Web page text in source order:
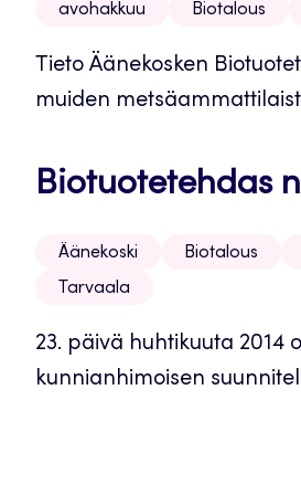
avohakkuu Biotalous
Tieto Äänekosken
muiden
Biotuotetehdas
Äänekoski Biotalous
Tarvaala
23. päivä huhtikuuta 2014
kunnianhimoisen